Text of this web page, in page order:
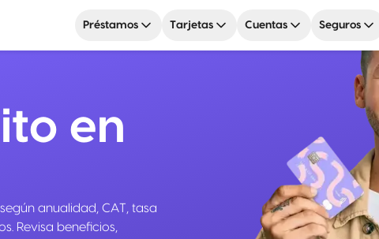
Préstamos Tarjetas Cuentas Seguros
en
anualidad, CAT, tasa
Revisa beneficios,